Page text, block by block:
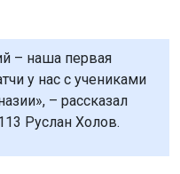
– наша первая
у нас с учениками
– рассказал
Руслан Холов.